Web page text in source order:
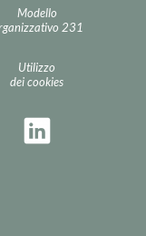
Modello
231
Utilizzo
dei cookies